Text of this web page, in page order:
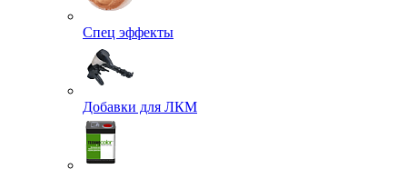
Спец эффекты
Добавки для ЛКМ